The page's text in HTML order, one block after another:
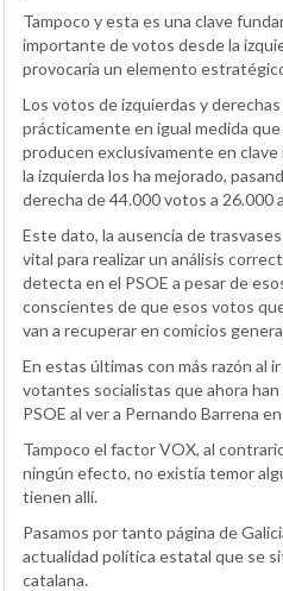
Tampoco y esta es una clave
importante de votos desde la
provocaría un elemento
Los votos de izquierdas y
prácticamente en igual medida
producen exclusivamente en
la izquierda los ha mejorado,
derecha de 44.000 votos a 26.000
Este dato, la ausencia de
vital para realizar un análisis
detecta en el PSOE a pesar de
conscientes de que esos votos
van a recuperar en comicios
En estas últimas con más razón al
votantes socialistas que ahora
PSOE al ver a Pernando Barrena
Tampoco el factor VOX, al
ningún efecto, no existía temor
tienen allí.
Pasamos por tanto página de
actualidad política estatal que se
catalana.